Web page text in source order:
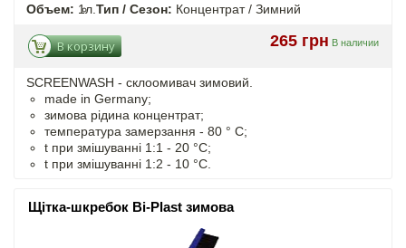
Объем: 1л. Тип / Сезон: Концентрат / Зимний
265 грн В наличии
В корзину
SCREENWASH - cклоомивач зимовий.
made in Germany;
зимова рідина концентрат;
температура замерзання - 80 ° C;
t при змішуванні 1:1 - 20 °C;
t при змішуванні 1:2 - 10 °C.
Щітка-шкребок Bi-Plast зимова